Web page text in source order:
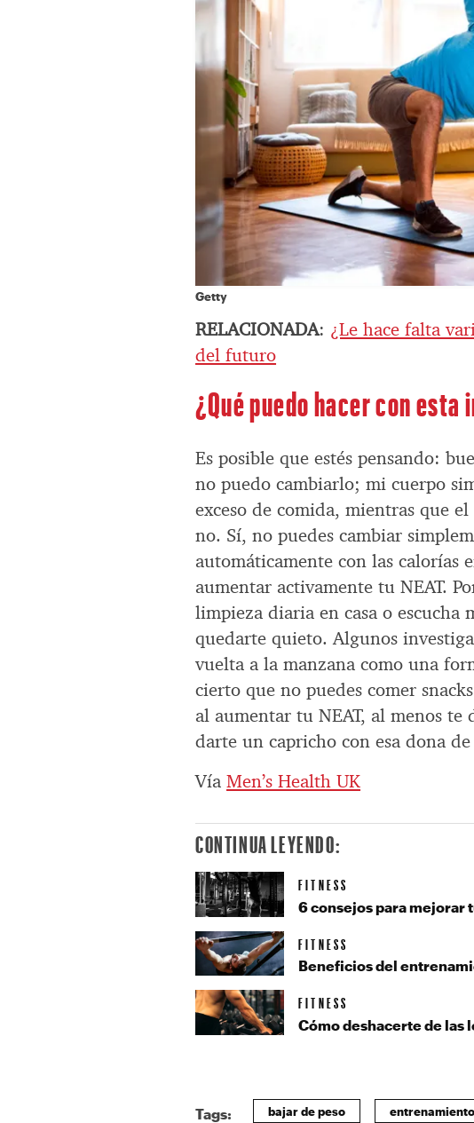
Getty
RELACIONADA: ¿Le hace falta
del futuro
¿Qué puedo hacer con
Es posible que estés pensando:
no puedo cambiarlo; mi cuerpo
exceso de comida, mientras que
no. Sí, no puedes cambiar
automáticamente con las calorías
aumentar activamente tu NEAT.
limpieza diaria en casa o escucha
quedarte quieto. Algunos
vuelta a la manzana como una
cierto que no puedes comer
al aumentar tu NEAT, al menos te
darte un capricho con esa dona
VíaMen’s Health UK
CONTINUA LEYENDO:
FITNESS
6 consejos para mejorar
FITNESS
Beneficios del
FITNESS
Cómo deshacerte de las
Tags: bajar de peso entrenamiento